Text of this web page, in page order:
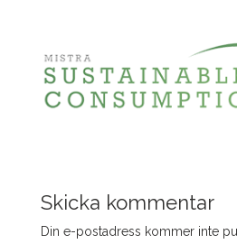
Skicka kommentar
Din e-postadress kommer inte